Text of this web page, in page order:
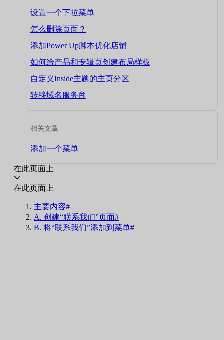
设置一个下拉菜单
怎么删除页面？
添加Power Up脚本优化店铺
如何给产品和专辑页创建布局样板
自定义Inside主题的主页分区
转移域名服务商
相关文章
添加一个菜单
在此页面上
在此页面上
主要内容#
A. 创建“联系我们”页面#
B. 将“联系我们”添加到菜单#